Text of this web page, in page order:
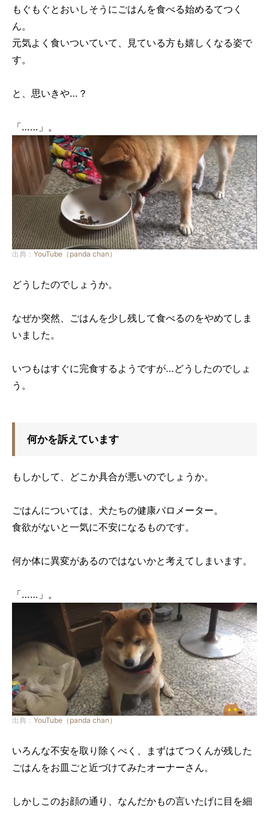
もぐもぐとおいしそうにごはんを食べる始めるてつく
ん。
元気よく食いついていて、見ている方も嬉しくなる姿で
す。
と、思いきや…？
「……」。
出典： YouTube（panda chan）
どうしたのでしょうか。
なぜか突然、ごはんを少し残して食べるのをやめてしま
いました。
いつもはすぐに完食するようですが…どうしたのでしょ
う。
何かを訴えています
もしかして、どこか具合が悪いのでしょうか。
ごはんについては、犬たちの健康バロメーター。
食欲がないと一気に不安になるものです。
何か体に異変があるのではないかと考えてしまいます。
「……」。
出典： YouTube（panda chan）
いろんな不安を取り除くべく、まずはてつくんが残した
ごはんをお皿ごと近づけてみたオーナーさん。
しかしこのお顔の通り、なんだかもの言いたげに目を細